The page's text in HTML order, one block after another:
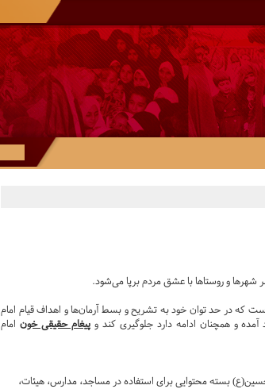
شهرها و روستاها با عشق مردم برپا می‌شود.
در حد توان خود به تشریح و بسط آرمان‌ها و اهداف قیام امام
و همچنان ادامه دارد جلوگیری کند و پیغام حقیقی خونامام
بسته محتوایی برای استفاده در مساجد، مدارس، هیئات،